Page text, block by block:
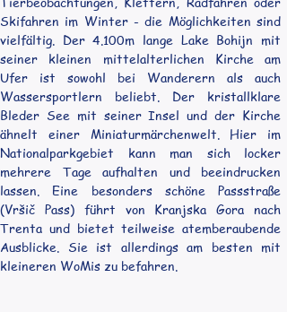
Skifahren im Winter - die Möglichkeiten sind
vielfältig. Der 4.100m lange Lake Bohijn mit
seiner kleinen mittelalterlichen Kirche am
Ufer ist sowohl bei Wanderern als auch
Wassersportlern beliebt. Der kristallklare
Bleder See mit seiner Insel und der Kirche
ähnelt einer Miniaturmärchenwelt. Hier im
Nationalparkgebiet kann man sich locker
mehrere Tage aufhalten und beeindrucken
lassen. Eine besonders schöne Passstraße
(Vršič Pass) führt von Kranjska Gora nach
Trenta und bietet teilweise atemberaubende
Ausblicke. Sie ist allerdings am besten mit
kleineren WoMis zu befahren.